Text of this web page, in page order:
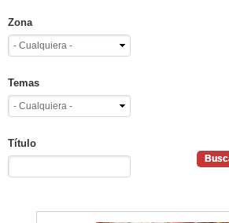
Zona
Temas
Título